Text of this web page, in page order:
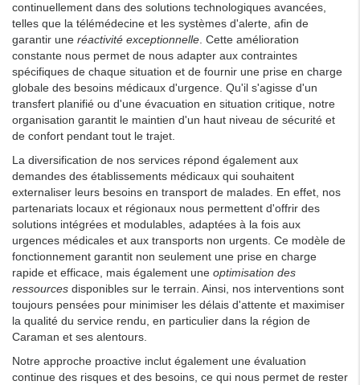
continuellement dans des solutions technologiques avancées,
telles que la télémédecine et les systèmes d'alerte, afin de
garantir une réactivité exceptionnelle . Cette amélioration
constante nous permet de nous adapter aux contraintes
spécifiques de chaque situation et de fournir une prise en charge
globale des besoins médicaux d'urgence. Qu'il s'agisse d'un
transfert planifié ou d'une évacuation en situation critique, notre
organisation garantit le maintien d'un haut niveau de sécurité et
de confort pendant tout le trajet.
La diversification de nos services répond également aux
demandes des établissements médicaux qui souhaitent
externaliser leurs besoins en transport de malades. En effet, nos
partenariats locaux et régionaux nous permettent d'offrir des
solutions intégrées et modulables, adaptées à la fois aux
urgences médicales et aux transports non urgents. Ce modèle de
fonctionnement garantit non seulement une prise en charge
rapide et efficace, mais également une optimisation des
ressources disponibles sur le terrain. Ainsi, nos interventions sont
toujours pensées pour minimiser les délais d'attente et maximiser
la qualité du service rendu, en particulier dans la région de
Caraman et ses alentours.
Notre approche proactive inclut également une évaluation
continue des risques et des besoins, ce qui nous permet de rester